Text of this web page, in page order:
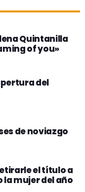
Quintanilla
of you»
del
de noviazgo
el título a
la mujer del año